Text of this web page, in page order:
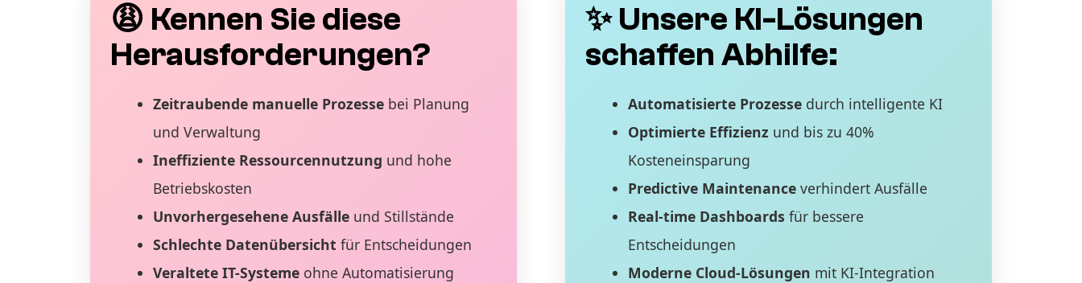
😩 Kennen Sie diese
Herausforderungen?
Zeitraubende manuelle Prozessebei Planung
und Verwaltung
Ineffiziente Ressourcennutzung und hohe
Betriebskosten
Unvorhergesehene Ausfälleund Stillstände
Schlechte Datenübersicht für Entscheidungen
Veraltete IT-Systemeohne Automatisierung
✨ Unsere KI-Lösungen
schaffen Abhilfe:
Automatisierte Prozessedurch intelligente KI
Optimierte Effizienz und bis zu 40%
Kosteneinsparung
Predictive Maintenanceverhindert Ausfälle
Real-time Dashboards für bessere
Entscheidungen
Moderne Cloud-Lösungen mit KI-Integration